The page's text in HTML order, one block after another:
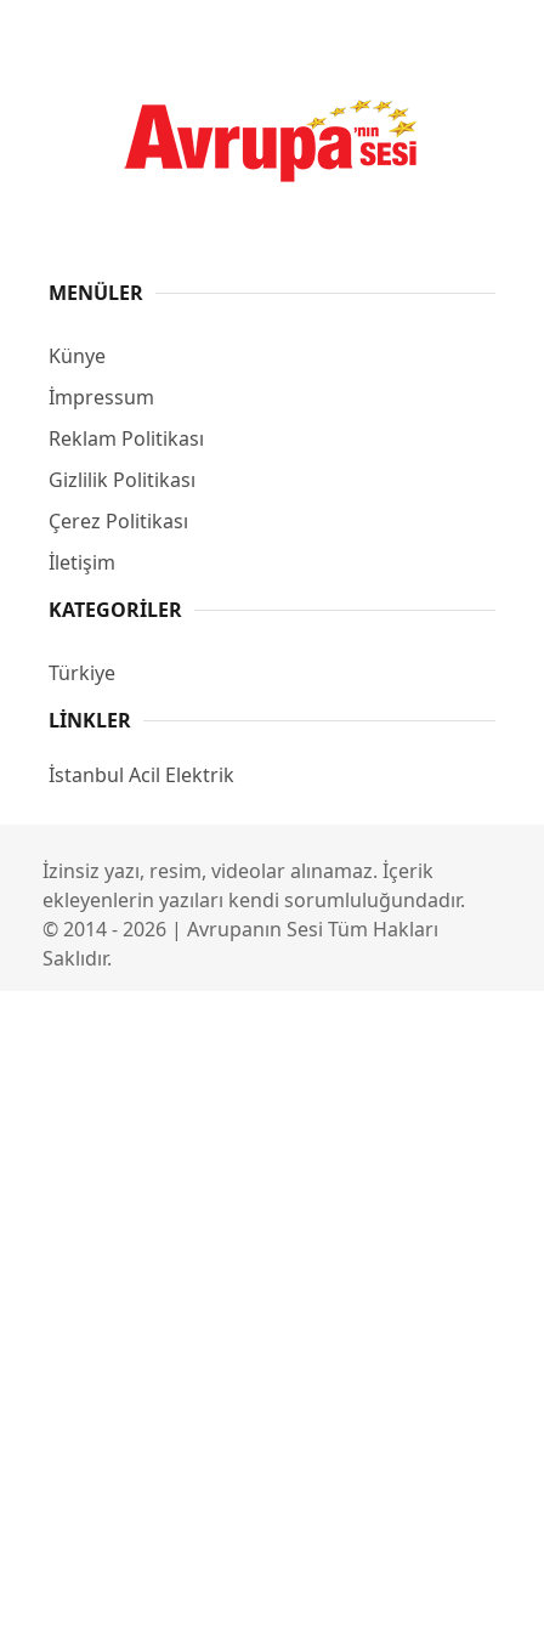
MENÜLER
Künye
İmpressum
Reklam Politikası
Gizlilik Politikası
Çerez Politikası
İletişim
KATEGORILER
Türkiye
LINKLER
İstanbul Acil Elektrik
İzinsiz yazı, resim, videolar alınamaz. İçerik
ekleyenlerin yazıları kendi sorumluluğundadır.
© 2014 - 2026 | Avrupanın Sesi Tüm Hakları
Saklıdır.